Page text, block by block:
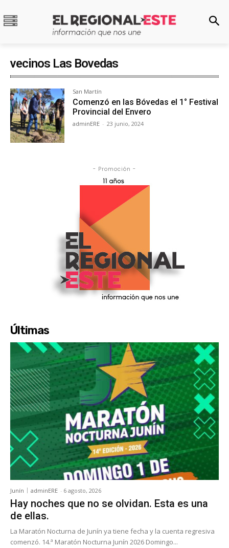
vecinos Las Bovedas
San Martín
Comenzó en las Bóvedas el 1° Festival
Provincial del Envero
adminERE - 23 junio, 2024
- Promoción -
Últimas
Junín adminERE - 6 agosto, 2026
Hay noches que no se olvidan. Esta es una
de ellas.
La Maratón Nocturna de Junín ya tiene fecha y la cuenta regresiva
comenzó. 14.ª Maratón Nocturna Junín 2026 Domingo...